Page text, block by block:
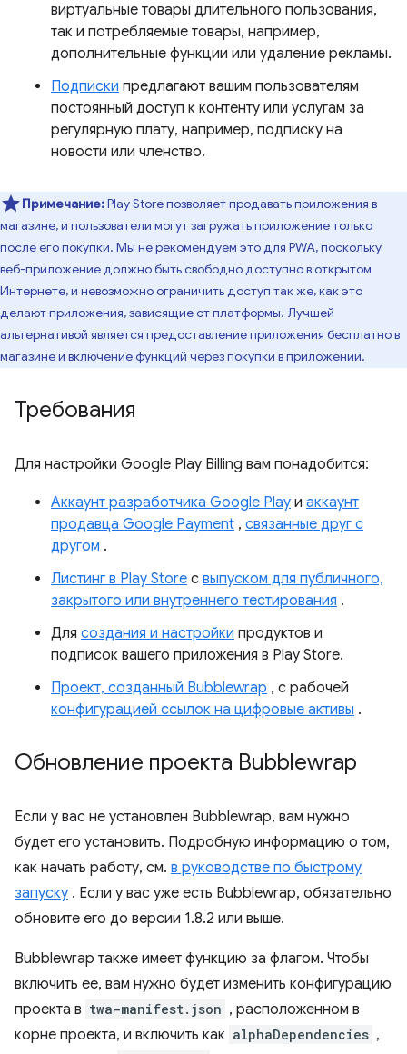
виртуальные товары длительного пользования,
так и потребляемые товары, например,
дополнительные функции или удаление рекламы.
Подписки предлагают вашим пользователям
постоянный доступ к контенту или услугам за
регулярную плату, например, подписку на
новости или членство.
Примечание:Play Store позволяет продавать приложения в
магазине, и пользователи могут загружать приложение только
после его покупки. Мы не рекомендуем это для PWA, поскольку
веб-приложение должно быть свободно доступно в открытом
Интернете, и невозможно ограничить доступ так же, как это
делают приложения, зависящие от платформы. Лучшей
альтернативой является предоставление приложения бесплатно в
магазине и включение функций через покупки в приложении.
Требования
Для настройки Google Play Billing вам понадобится:
Аккаунт разработчика Google Play и аккаунт
продавца Google Payment , связанные друг с
другом .
Листинг в Play Store с выпуском для публичного,
закрытого или внутреннего тестирования .
Для создания и настройки продуктов и
подписок вашего приложения в Play Store.
Проект, созданный Bubblewrap , с рабочей
конфигурацией ссылок на цифровые активы .
Обновление проекта Bubblewrap
Если у вас не установлен Bubblewrap, вам нужно
будет его установить. Подробную информацию о том,
как начать работу, см. в руководстве по быстрому
запуску . Если у вас уже есть Bubblewrap, обязательно
обновите его до версии 1.8.2 или выше.
Bubblewrap также имеет функцию за флагом. Чтобы
включить ее, вам нужно будет изменить конфигурацию
проекта в twa-manifest.json , расположенном в
корне проекта, и включить как alphaDependencies ,